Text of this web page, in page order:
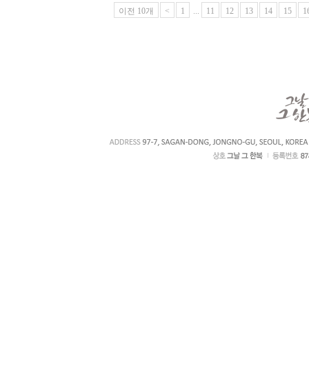
이전 10개 < 1 ... 11 12 13 14 15